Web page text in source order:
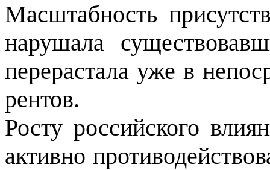
Масштабность
нарушала
перерастала уже в
рентов.
Росту российского
активно